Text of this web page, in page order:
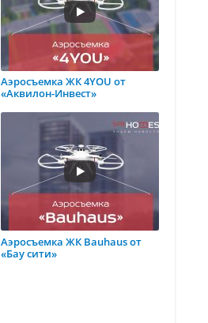
Аэросъемка ЖК 4YOU от
«Аквилон-Инвест»
Аэросъемка ЖК Bauhaus от
«Бау сити»